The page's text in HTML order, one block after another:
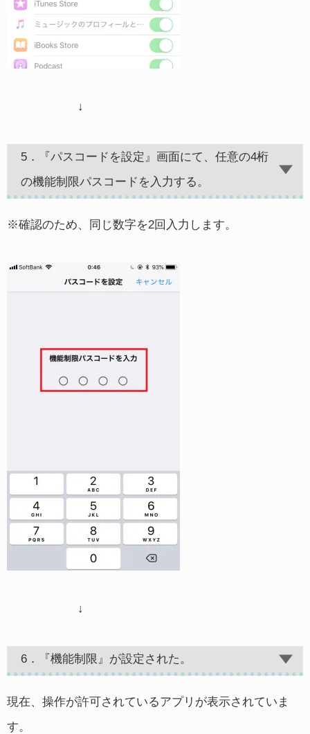
↓
5．『パスコードを設定』画面にて、任意の4桁
の機能制限パスコードを入力する。
※確認のため、同じ数字を2回入力します。
↓
6．『機能制限』が設定された。
現在、操作が許可されているアプリが表示されていま
す。